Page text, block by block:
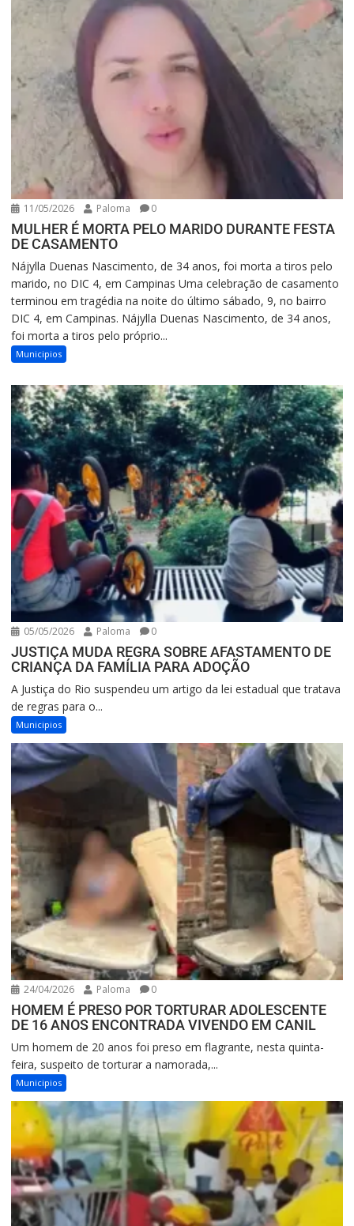
11/05/2026 Paloma 0
MULHER É MORTA PELO MARIDO DURANTE FESTA
DE CASAMENTO
Nájylla Duenas Nascimento, de 34 anos, foi morta a tiros pelo
marido, no DIC 4, em Campinas Uma celebração de casamento
terminou em tragédia na noite do último sábado, 9, no bairro
DIC 4, em Campinas. Nájylla Duenas Nascimento, de 34 anos,
foi morta a tiros pelo próprio...
Municipios
05/05/2026 Paloma 0
JUSTIÇA MUDA REGRA SOBRE AFASTAMENTO DE
CRIANÇA DA FAMÍLIA PARA ADOÇÃO
A Justiça do Rio suspendeu um artigo da lei estadual que tratava
de regras para o...
Municipios
24/04/2026 Paloma 0
HOMEM É PRESO POR TORTURAR ADOLESCENTE
DE 16 ANOS ENCONTRADA VIVENDO EM CANIL
Um homem de 20 anos foi preso em flagrante, nesta quinta-
feira, suspeito de torturar a namorada,...
Municipios